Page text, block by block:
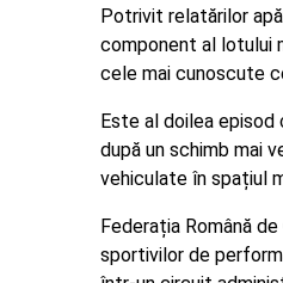
Potrivit relatărilor
component al lotului
cele mai cunoscute
Este al doilea
după un schimb mai
vehiculate în spațiul
Federația Română
sportivilor de